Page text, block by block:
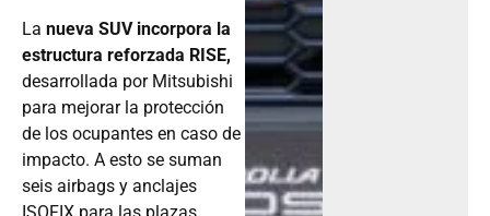
La nueva SUV incorpora la
estructura reforzada RISE,
desarrollada por Mitsubishi
para mejorar la protección
de los ocupantes en caso de
impacto. A esto se suman
seis airbags y anclajes
ISOFIX para las plazas